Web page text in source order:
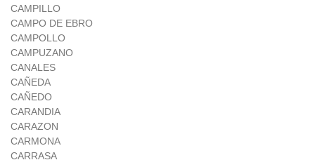
CAMPILLO
CAMPO DE EBRO
CAMPOLLO
CAMPUZANO
CANALES
CAÑEDA
CAÑEDO
CARANDIA
CARAZON
CARMONA
CARRASA